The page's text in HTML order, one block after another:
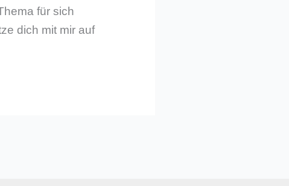
für sich
dich mit mir auf